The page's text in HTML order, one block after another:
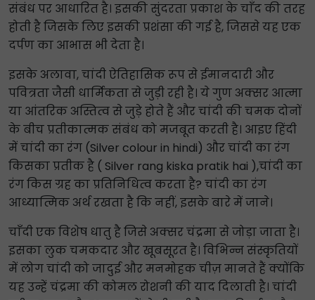
संबंध पर आधारित है। इसकी सुंदरता प्रकाश के चाँद की तरह
होती है जिसके लिए इसकी प्रशंसा की गई है, जिससे यह एक
दर्पण का आभास भी देता है।
इसके अलावा, चांदी ऐतिहासिक रूप से ईमानदारी और
पवित्रता जैसी धार्मिकता से जुड़ी रही है। ये गुण अक्सर आत्मा
या आंतरिक अस्तित्व से जुड़े होते हैं और चांदी की चमक दोनों
के बीच प्रतीकात्मक संबंध को मजबूत करती है। आइए हिंदी
में चांदी का रंग (Silver colour in hindi) और चांदी का रंग
किसका प्रतीक है ( Silver rang kiska pratik hai ),चांदी का
रंग किस ग्रह का प्रतिनिधित्व करता है? चांदी का रंग
आध्यात्मिक अर्थ रखता है कि नहीं, इसके बारे में जाने।
चाँदी एक विशेष धातु है जिसे अक्सर चंद्रमा से जोड़ा जाता है।
इसका लुक चमकदार और खूबसूरत है। विभिन्न संस्कृतियों
में लोग चांदी को जादुई और मनमोहक चीज़ मानते हैं क्योंकि
यह उन्हें चंद्रमा की कोमल रोशनी की याद दिलाती है। चांदी